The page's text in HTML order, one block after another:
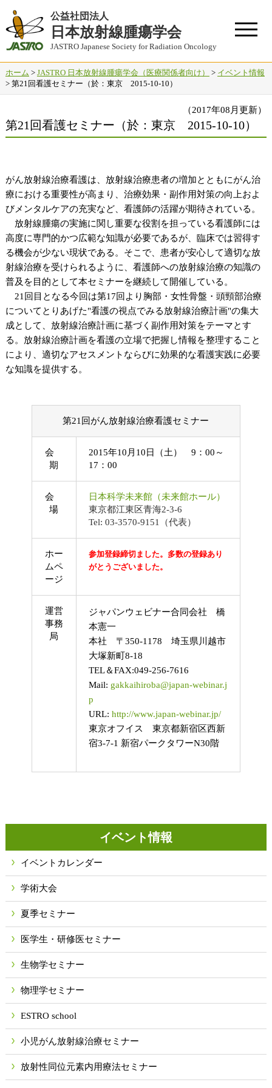
公益社団法人
日本放射線腫瘍学会
JASTRO Japanese Society for Radiation Oncology
ホーム > JASTRO 日本放射線腫瘍学会（医療関係者向け） > イベント情報
> 第21回看護セミナー（於：東京 2015-10-10）
（2017年08月更新）
第21回看護セミナー（於：東京 2015-10-10）
がん放射線治療看護は、放射線治療患者の増加とともにがん治
療における重要性が高まり、治療効果・副作用対策の向上およ
びメンタルケアの充実など、看護師の活躍が期待されている。
放射線腫瘍の実施に関し重要な役割を担っている看護師には
高度に専門的かつ広範な知識が必要であるが、臨床では習得す
る機会が少ない現状である。そこで、患者が安心して適切な放
射線治療を受けられるように、看護師への放射線治療の知識の
普及を目的として本セミナーを継続して開催している。
21回目となる今回は第17回より胸部・女性骨盤・頭頸部治療
についてとりあげた"看護の視点でみる放射線治療計画"の集大
成として、放射線治療計画に基づく副作用対策をテーマとす
る。放射線治療計画を看護の立場で把握し情報を整理すること
により、適切なアセスメントならびに効果的な看護実践に必要
な知識を提供する。
第21回がん放射線治療看護セミナー
会
期
2015年10月10日（土） 9：00～
17：00
会
場
日本科学未来館（未来館ホール）
東京都江東区青海2-3-6
Tel: 03-3570-9151（代表）
ホー
ムペ
ージ
参加登録締切ました。多数の登録あり
がとうございました。
運営
事務
局
ジャパンウェビナー合同会社 橋
本憲一
本社 〒350-1178 埼玉県川越市
大塚新町8-18
TEL＆FAX:049-256-7616
Mail: gakkaihiroba@japan-webinar.j
p
URL: http://www.japan-webinar.jp/
東京オフイス 東京都新宿区西新
宿3-7-1 新宿パークタワーN30階
イベント情報
イベントカレンダー
学術大会
夏季セミナー
医学生・研修医セミナー
生物学セミナー
物理学セミナー
ESTRO school
小児がん放射線治療セミナー
放射性同位元素内用療法セミナー